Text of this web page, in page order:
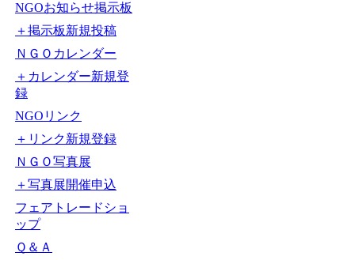
NGOお知らせ掲示板
＋掲示板新規投稿
ＮＧＯカレンダー
＋カレンダー新規登
録
NGOリンク
＋リンク新規登録
ＮＧＯ写真展
＋写真展開催申込
フェアトレードショ
ップ
Ｑ＆Ａ